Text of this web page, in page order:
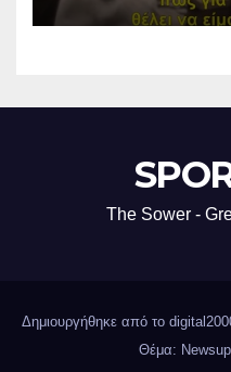
The Sower -
Δημιουργήθηκε από το
Θέμα: